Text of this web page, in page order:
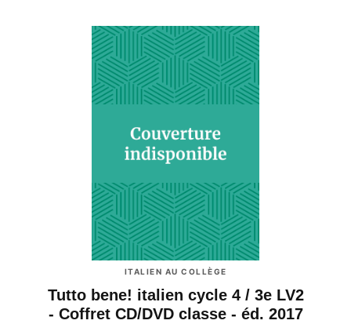
ITALIEN AU COLLÈGE
Tutto bene! italien cycle 4 / 3e LV2
- Coffret CD/DVD classe - éd. 2017